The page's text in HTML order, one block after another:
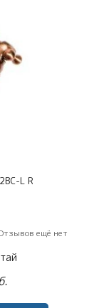
L R
ещё нет